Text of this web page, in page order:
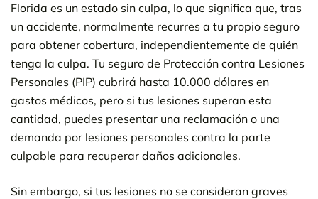
Florida es un estado sin culpa, lo que significa que, tras
un accidente, normalmente recurres a tu propio seguro
para obtener cobertura, independientemente de quién
tenga la culpa. Tu seguro de Protección contra Lesiones
Personales (PIP) cubrirá hasta 10.000 dólares en
gastos médicos, pero si tus lesiones superan esta
cantidad, puedes presentar una reclamación o una
demanda por lesiones personales contra la parte
culpable para recuperar daños adicionales.
Sin embargo, si tus lesiones no se consideran graves